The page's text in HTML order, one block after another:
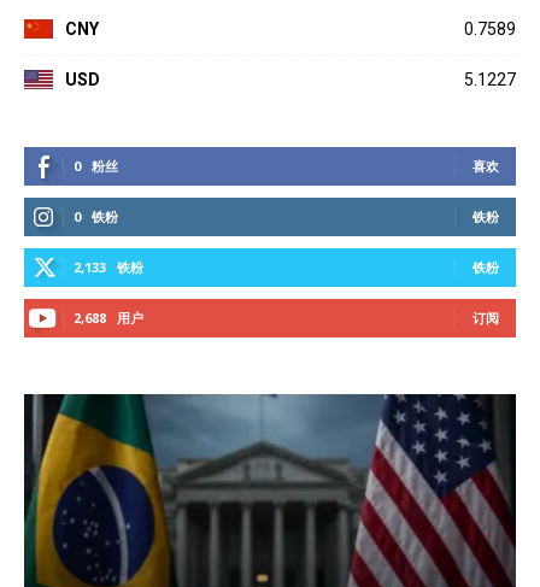
CNY 0.7589
USD 5.1227
0 粉丝 喜欢
0 铁粉 铁粉
2,133 铁粉 铁粉
2,688 用户 订阅